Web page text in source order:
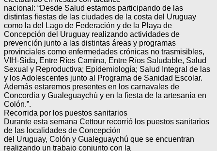
nacional: “Desde Salud estamos participando de las
distintas fiestas de las ciudades de la costa del Uruguay
como la del Lago de Federación y de la Playa de
Concepción del Uruguay realizando actividades de
prevención junto a las distintas áreas y programas
provinciales como enfermedades crónicas no trasmisibles,
VIH-Sida, Entre Ríos Camina, Entre Ríos Saludable, Salud
Sexual y Reproductiva; Epidemiología; Salud Integral de las
y los Adolescentes junto al Programa de Sanidad Escolar.
Además estaremos presentes en los carnavales de
Concordia y Gualeguaychú y en la fiesta de la artesanía en
Colón.”.
Recorrida por los puestos sanitarios
Durante esta semana Cettour recorrió los puestos sanitarios
de las localidades de Concepción
del Uruguay, Colón y Gualeguaychú que se encuentran
realizando un trabajo conjunto con la